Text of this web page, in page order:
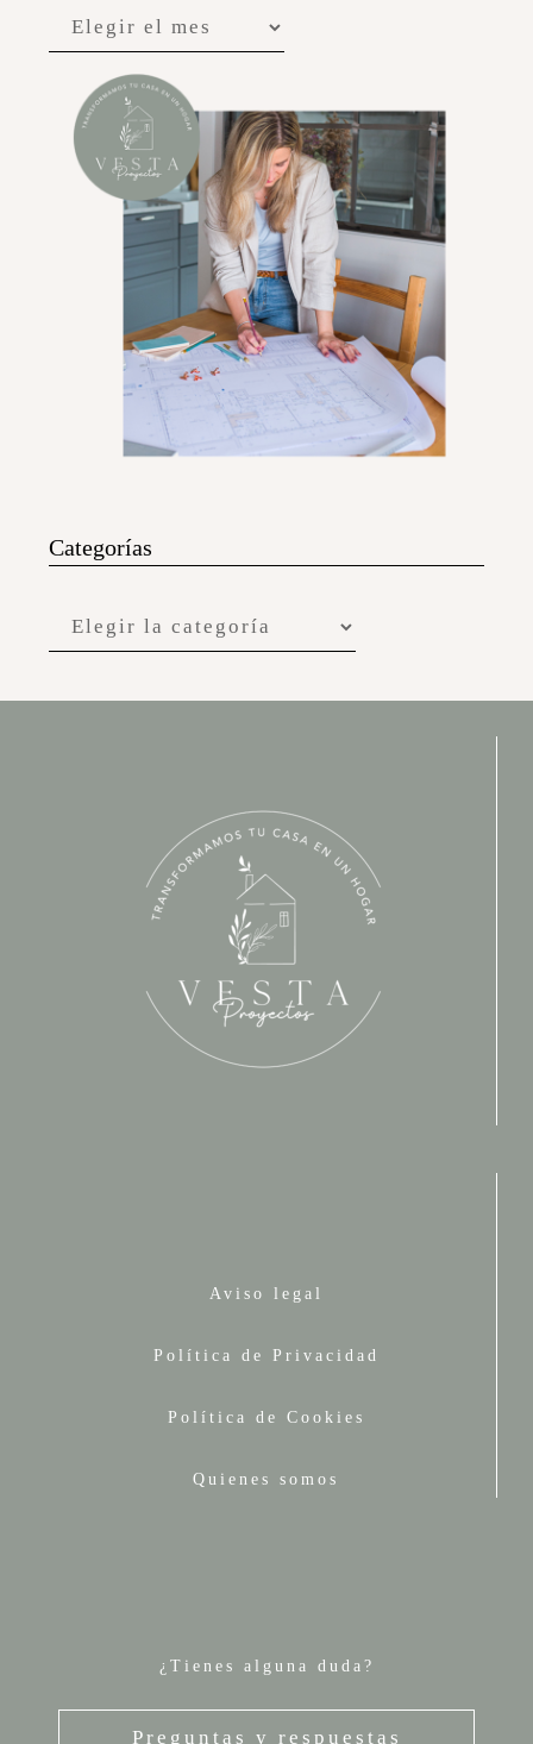
Categorías
Aviso legal
Política de Privacidad
Política de Cookies
Quienes somos
¿Tienes alguna duda?
Preguntas y respuestas